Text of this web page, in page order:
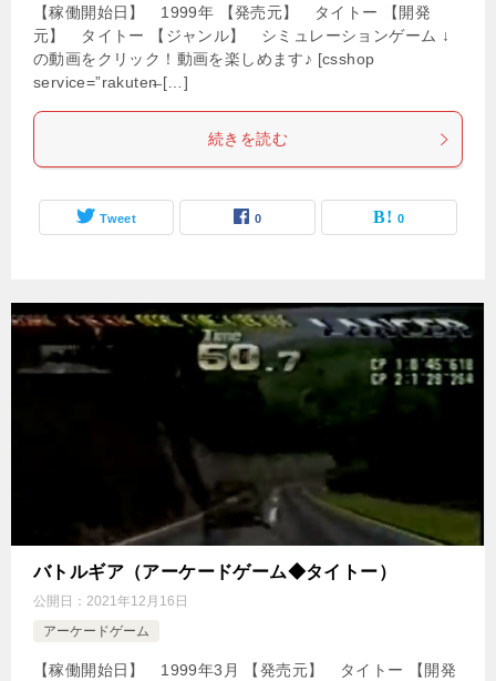
【稼働開始日】 1999年 【発売元】 タイトー 【開発
元】 タイトー 【ジャンル】 シミュレーションゲーム ↓
の動画をクリック！動画を楽しめます♪ [csshop
service=”rakuten̶ […]
続きを読む
Tweet 0 0
バトルギア（アーケードゲーム◆タイトー）
公開日： 2021年12月16日
アーケードゲーム
【稼働開始日】 1999年3月 【発売元】 タイトー 【開発